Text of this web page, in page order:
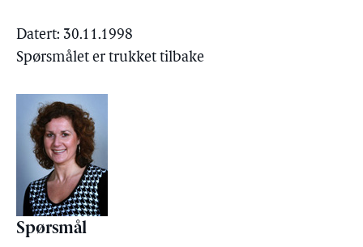
Datert: 30.11.1998
Spørsmålet er trukket tilbake
Spørsmål